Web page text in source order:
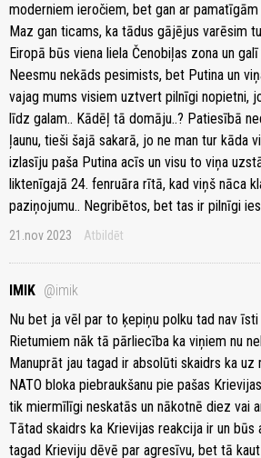
moderniem ieročiem, bet gan ar
Maz gan ticams, ka tādus gājējus varēsim
Eiropā būs viena liela Čenobiļas zona un
Neesmu nekāds pesimists, bet Putina un
vajag mums visiem uztvert pilnīgi nopietni,
līdz galam.. Kādēļ tā domāju..? Patiesībā
ļaunu, tieši šajā sakarā, jo ne man tur kāda
izlasīju paša Putina acīs un visu to viņa
liktenīgajā 24. fenruāra rītā, kad viņš nāca
paziņojumu.. Negribētos, bet tas ir pilnīgi
21.nov 2023 Atbildēt
IMIK @imik
Nu bet ja vēl par to ķepiņu polku tad nav
Rietumiem nāk tā pārliecība ka viņiem nu
Manuprāt jau tagad ir absolūti skaidrs ka
NATO bloka piebraukšanu pie pašas
tik miermīlīgi neskatās un nākotnē diez vai
Tātad skaidrs ka Krievijas reakcija ir un būs
tagad Krieviju dēvē par agresīvu, bet tā